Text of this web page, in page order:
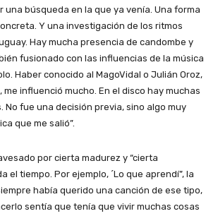
búsqueda en la que ya venía. Una forma
Y una investigación de los ritmos
Hay mucha presencia de candombe y
fusionado con las influencias de la música
Haber conocido al MagoVidal o Julián Oroz,
influenció mucho. En el disco hay muchas
No fue una decisión previa, sino algo muy
que me salió”.
por cierta madurez y “cierta
el tiempo. Por ejemplo, ´Lo que aprendí”, la
había querido una canción de ese tipo,
sentía que tenía que vivir muchas cosas